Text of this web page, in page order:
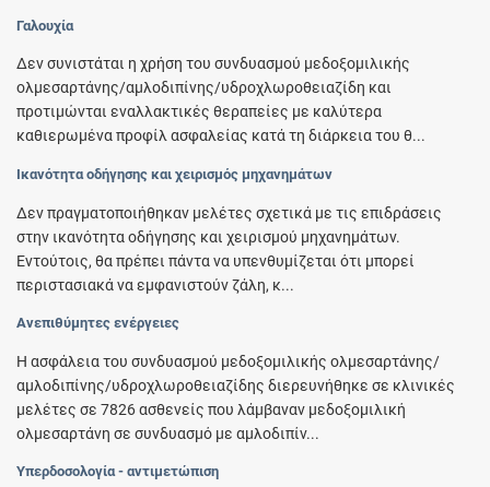
Γαλουχία
Δεν συνιστάται η χρήση του συνδυασμού μεδοξομιλικής
ολμεσαρτάνης/αµλοδιπίνης/υδροχλωροθειαζίδη και
προτιμώνται εναλλακτικές θεραπείες με καλύτερα
καθιερωμένα προφίλ ασφαλείας κατά τη διάρκεια του θ...
Ικανότητα οδήγησης και χειρισμός μηχανημάτων
Δεν πραγματοποιήθηκαν μελέτες σχετικά με τις επιδράσεις
στην ικανότητα οδήγησης και χειρισμού μηχανημάτων.
Εντούτοις, θα πρέπει πάντα να υπενθυμίζεται ότι μπορεί
περιστασιακά να εμφανιστούν ζάλη, κ...
Ανεπιθύμητες ενέργειες
Η ασφάλεια του συνδυασμού μεδοξομιλικής ολμεσαρτάνης/
αµλοδιπίνης/υδροχλωροθειαζίδης διερευνήθηκε σε κλινικές
μελέτες σε 7826 ασθενείς που λάμβαναν μεδοξομιλική
ολμεσαρτάνη σε συνδυασμό με αµλοδιπίν...
Υπερδοσολογία - αντιμετώπιση